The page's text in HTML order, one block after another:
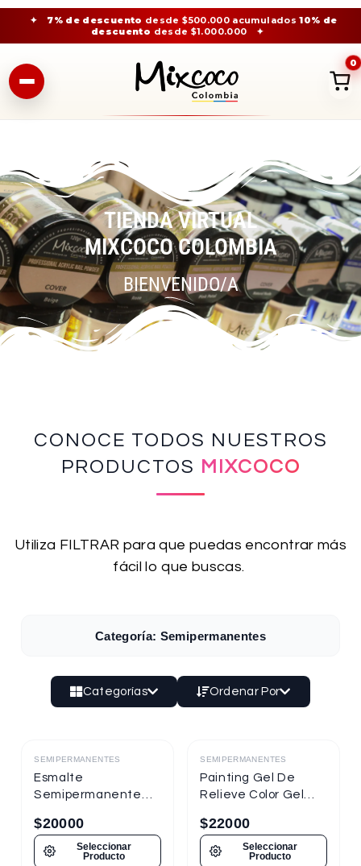
✦ 7% de descuento desde $500.000 acumulados10% de
descuento desde $1.000.000 ✦
0
TIENDA VIRTUAL
MIXCOCO COLOMBIA
BIENVENIDO/A
CONOCE TODOS NUESTROS
PRODUCTOS MIXCOCO
Utiliza FILTRAR para que puedas encontrar más
fácil lo que buscas.
Categoría: Semipermanentes
Categorías Ordenar Por
Destacado
SEMIPERMANENTES
Esmalte
Semipermanente
Semitraslúcido 7.5ml
Nueva Presentación
$20000
Seleccionar
Producto
Destacado
SEMIPERMANENTES
Painting Gel De
Relieve Color Gel
$22000
Seleccionar
Producto